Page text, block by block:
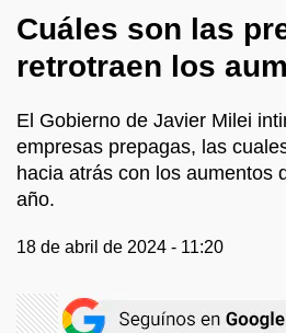
Cuáles son las
retrotraen los
El Gobierno de Javier Milei
empresas prepagas, las
hacia atrás con los aumentos
año.
18 de abril de 2024 - 11:20